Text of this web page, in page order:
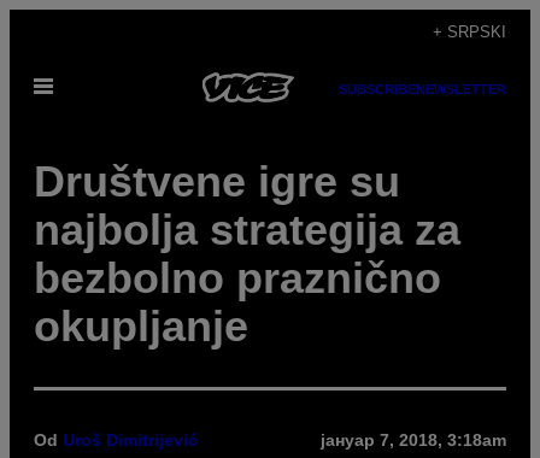
садржај
+ SRPSKI
Otvori
SUBSCRIBENEWSLETTER
Društvene igre su
najbolja strategija za
bezbolno praznično
okupljanje
Od Uroš Dimitrijević јануар 7, 2018, 3:18am